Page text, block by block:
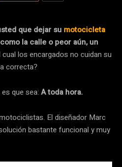
que dejar su motocicleta
la calle o peor aún, un
cual los encargados no cuidan su
correcta?
que sea: A toda hora.
El diseñador Marc
bastante funcional y muy